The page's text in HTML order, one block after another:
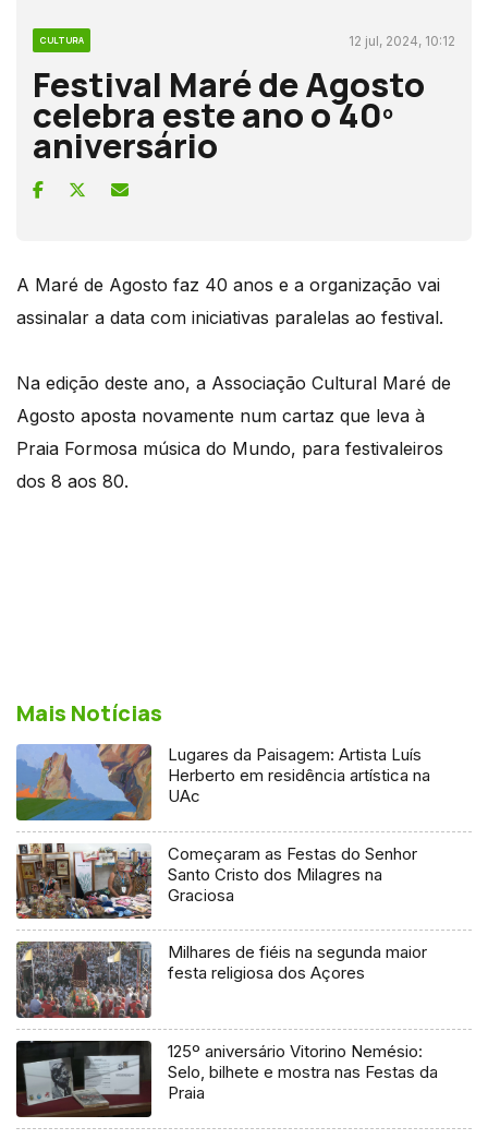
CULTURA 12 jul, 2024, 10:12
Festival Maré de Agosto
celebra este ano o 40º
aniversário
A Maré de Agosto faz 40 anos e a organização vai
assinalar a data com iniciativas paralelas ao festival.
Na edição deste ano, a Associação Cultural Maré de
Agosto aposta novamente num cartaz que leva à
Praia Formosa música do Mundo, para festivaleiros
dos 8 aos 80.
Mais Notícias
Lugares da Paisagem: Artista Luís
Herberto em residência artística na
UAc
Começaram as Festas do Senhor
Santo Cristo dos Milagres na
Graciosa
Milhares de fiéis na segunda maior
festa religiosa dos Açores
125º aniversário Vitorino Nemésio:
Selo, bilhete e mostra nas Festas da
Praia